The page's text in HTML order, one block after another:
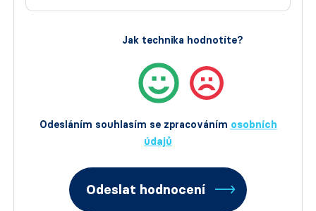
Odesláním souhlasím se zpracováním osobních
údajů
Jak technika hodnotíte?
Odeslat hodnocení